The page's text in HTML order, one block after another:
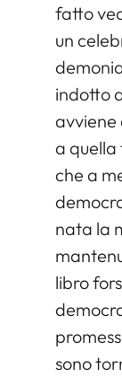
fatto
un
indotto
avviene
a quella
che a
nata la
libro
sono